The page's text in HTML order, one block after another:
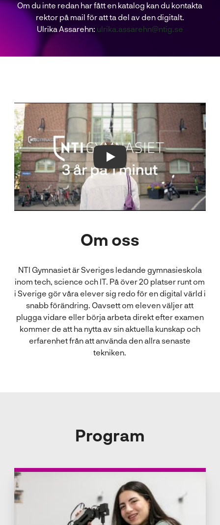
Om du inte redan har fått en katalog kan du kontakta
rektor på mail för att ta del av den digitalt.
Ulrika Assarehn: ulrika.assarehn@ntig.se
Om oss
NTI Gymnasiet är Sveriges ledande gymnasieskola
inom tech, science och IT. På över 20 platser runt om
i Sverige gör våra elever sig redo för en digital värld i
snabb förändring. Oavsett om eleven väljer att
plugga vidare eller börja arbeta direkt efter examen
kommer de att ha nytta av sin aktuella kunskap och
erfarenhet från att använda den allra senaste
tekniken.
Play Video
Program